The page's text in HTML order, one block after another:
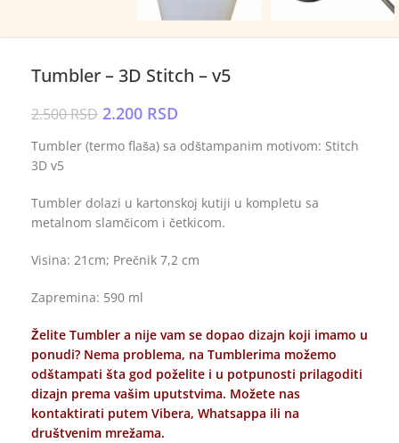
Tumbler – 3D Stitch – v5
2.500RSD 2.200 RSD
Tumbler (termo flaša) sa odštampanim motivom: Stitch
3D v5
Tumbler dolazi u kartonskoj kutiji u kompletu sa
metalnom slamčicom i četkicom.
Visina: 21cm; Prečnik 7,2 cm
Zapremina: 590 ml
Želite Tumbler a nije vam se dopao dizajn koji imamo u
ponudi? Nema problema, na Tumblerima možemo
odštampati šta god poželite i u potpunosti prilagoditi
dizajn prema vašim uputstvima. Možete nas
kontaktirati putem Vibera, Whatsappa ili na
društvenim mrežama.